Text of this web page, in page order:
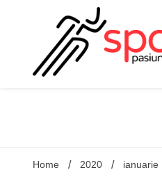
Home 2020 ianuarie